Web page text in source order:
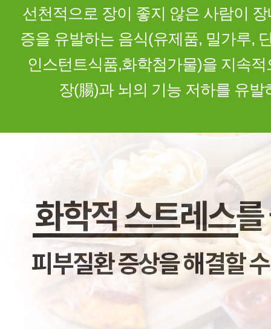
선천적으로 장이 좋지 않은 사람이
증을 유발하는 음식(유제품, 밀가루,
인스턴트식품,화학첨가물)을 지속
장(腸)과 뇌의 기능 저하를 유발